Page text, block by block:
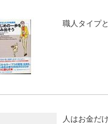
職人タイプ
人はお金だ